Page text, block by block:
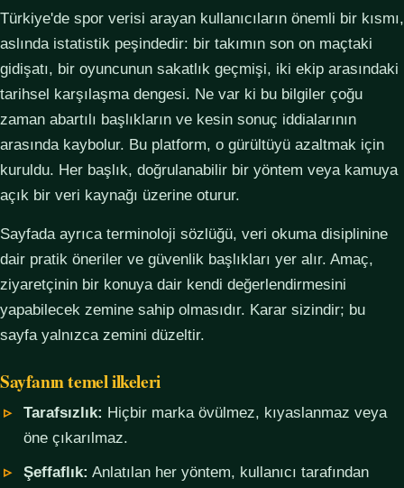
Türkiye'de spor verisi arayan kullanıcıların önemli bir kısmı,
aslında istatistik peşindedir: bir takımın son on maçtaki
gidişatı, bir oyuncunun sakatlık geçmişi, iki ekip arasındaki
tarihsel karşılaşma dengesi. Ne var ki bu bilgiler çoğu
zaman abartılı başlıkların ve kesin sonuç iddialarının
arasında kaybolur. Bu platform, o gürültüyü azaltmak için
kuruldu. Her başlık, doğrulanabilir bir yöntem veya kamuya
açık bir veri kaynağı üzerine oturur.
Sayfada ayrıca terminoloji sözlüğü, veri okuma disiplinine
dair pratik öneriler ve güvenlik başlıkları yer alır. Amaç,
ziyaretçinin bir konuya dair kendi değerlendirmesini
yapabilecek zemine sahip olmasıdır. Karar sizindir; bu
sayfa yalnızca zemini düzeltir.
Sayfanın temel ilkeleri
Tarafsızlık: Hiçbir marka övülmez, kıyaslanmaz veya
öne çıkarılmaz.
Şeffaflık: Anlatılan her yöntem, kullanıcı tarafından